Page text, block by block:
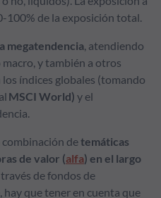
100% de la exposición total.
megatendencia, atendiendo
y también a otros
índices globales (tomando
MSCI World) y el
combinación detemáticas
de valor (alfa) en el largo
de fondos de
que tener en cuenta que